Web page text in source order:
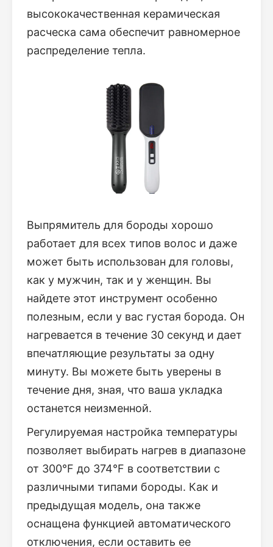
высококачественная керамическая
расческа сама обеспечит равномерное
распределение тепла.
Выпрямитель для бороды хорошо
работает для всех типов волос и даже
может быть использован для головы,
как у мужчин, так и у женщин. Вы
найдете этот инструмент особенно
полезным, если у вас густая борода. Он
нагревается в течение 30 секунд и дает
впечатляющие результаты за одну
минуту. Вы можете быть уверены в
течение дня, зная, что ваша укладка
останется неизменной.
Регулируемая настройка температуры
позволяет выбирать нагрев в диапазоне
от 300°F до 374°F в соответствии с
различными типами бороды. Как и
предыдущая модель, она также
оснащена функцией автоматического
отключения, если оставить ее